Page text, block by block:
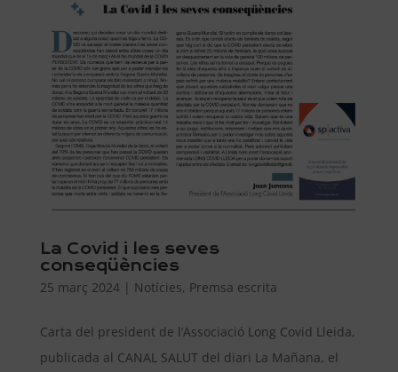
La Covid i les seves
conseqüències
25 març 2024| Notícies, Premsa escrita
Carta del president de l’Associació Long Covid Lleida,
publicada al CANAL SALUT del diari La Mañana, el